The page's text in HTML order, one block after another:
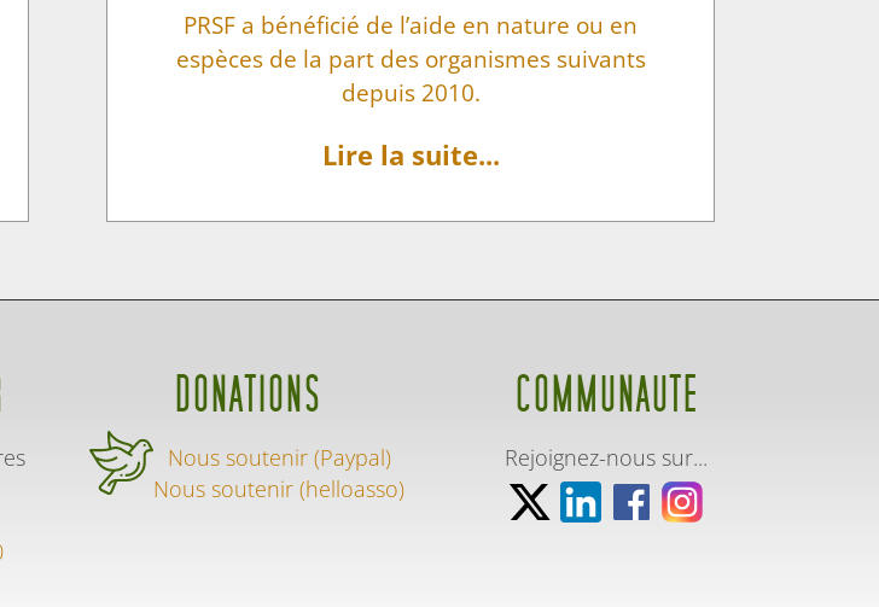
PRSF a bénéficié de l’aide en nature ou en
espèces de la part des organismes suivants
depuis 2010.
Lire la suite...
DONATIONS
Nous soutenir (Paypal)
Nous soutenir (helloasso)
COMMUNAUTE
Rejoignez-nous sur...